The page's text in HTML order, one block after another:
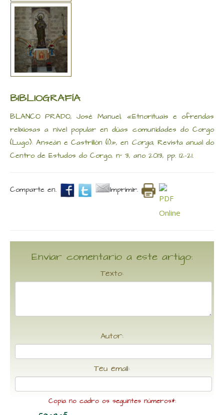
BIBLIOGRAFÍA
BLANCO PRADO, José Manuel, «Etnorituais e ofrendas
relixiosas a nivel popular en dúas comunidades do Corgo
(Lugo): Anseán e Castrillón (I)», en Corga, Revista anual do
Centro de Estudos do Corgo, nº 3, ano 2013, pp. 12-21.
Comparte en. Imprimir.
Enviar comentario a este artigo:
Texto:
Autor:
Teu email:
Copia no cadro os seguintes números*: